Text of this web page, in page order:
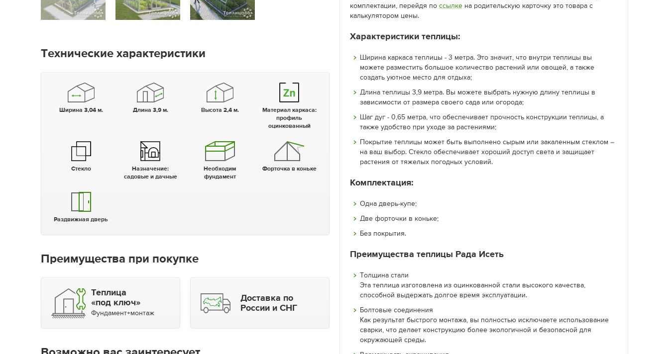
Технические характеристики
Ширина 3,04 м. Длина 3,9 м. Высота 2,4 м.
Материал каркаса:
профиль
оцинкованный
Стекло
Назначение:
садовые и дачные
Необходим
фундамент
Форточка в коньке
Раздвижная дверь
Преимущества при покупке
Теплица
«под ключ»
Фундамент+монтаж
Доставка по
России и СНГ
комплектации, перейдя по ссылке на родительскую карточку это товара с
калькулятором цены.
Характеристики теплицы:
Ширина каркаса теплицы - 3 метра. Это значит, что внутри теплицы вы
можете разместить большое количество растений или овощей, а также
создать уютное место для отдыха;
Длина теплицы 3,9 метра. Вы можете выбрать нужную длину теплицы в
зависимости от размера своего сада или огорода;
Шаг дуг - 0,65 метра, что обеспечивает прочность конструкции теплицы, а
также удобство при уходе за растениями;
Покрытие теплицы может быть выполнено сырым или закаленным стеклом –
на ваш выбор. Стекло обеспечивает хороший доступ света и защищает
растения от тяжелых погодных условий.
Комплектация:
Одна дверь-купе;
Две форточки в коньке;
Без покрытия.
Преимущества теплицы Рада Исеть
Толщина стали
Эта теплица изготовлена из оцинкованной стали высокого качества,
способной выдержать долгое время эксплуатации.
Болтовые соединения
Как результат быстрого монтажа, вы полностью исключаете использование
сварки, что делает конструкцию более экологичной и безопасной для
окружающей среды.